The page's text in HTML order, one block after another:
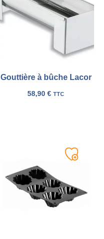
Gouttière à bûche Lacor
58,90 € TTC
ma
liste
Ajouter